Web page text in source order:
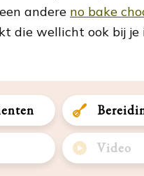
andere no bake
die wellicht ook bij je
Video